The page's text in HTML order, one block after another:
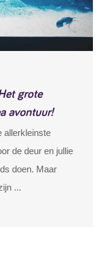
grote
avontuur!
allerkleinste
de deur en jullie
doen. Maar
...